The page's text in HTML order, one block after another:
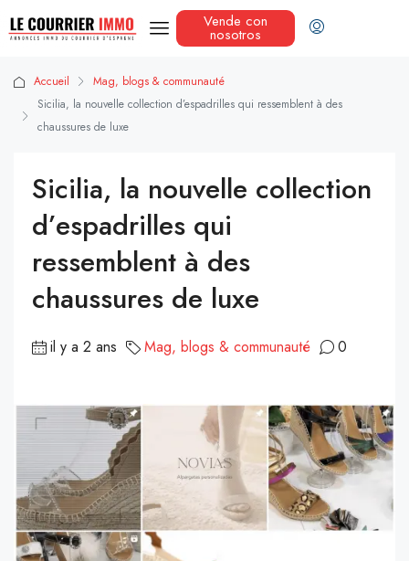
Vende con
nosotros
Accueil
Mag, blogs & communauté
Sicilia, la nouvelle collection d’espadrilles qui ressemblent à des
chaussures de luxe
Sicilia, la nouvelle collection
d’espadrilles qui
ressemblent à des
chaussures de luxe
il y a 2 ans Mag, blogs & communauté 0